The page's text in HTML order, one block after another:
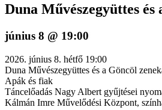
Duna Művészegyüttes
június 8 @ 19:00
2026. június 8. hétfő 19:00
Duna Művészegyüttes és a Göncöl
Apák és fiak
Táncelőadás Nagy Albert gyűjtései
Kálmán Imre Művelődési Központ,